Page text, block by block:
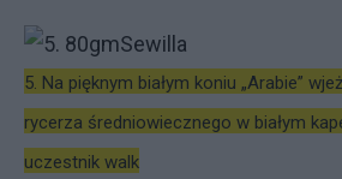
5. Na pięknym białym koniu „Arabie”
rycerza średniowiecznego w białym
uczestnik walk